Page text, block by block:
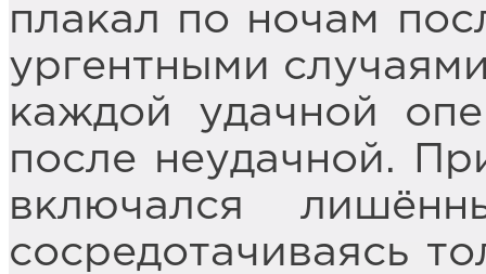
плакал по ночам
ургентными
каждой удачной
после неудачной.
включался
сосредотачиваясь